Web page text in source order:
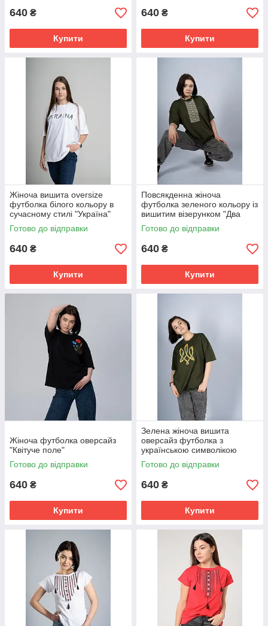
640 ₴
Купити
640 ₴
Купити
Жіноча вишита oversize
футболка білого кольору в
сучасному стилі "Україна"
Готово до відправки
640 ₴
Купити
Повсякденна жіноча
футболка зеленого кольору із
вишитим візерунком "Два
кольори" XXL-3XL
Готово до відправки
640 ₴
Купити
Жіноча футболка оверсайз
"Квітуче поле"
Готово до відправки
640 ₴
Купити
Зелена жіноча вишита
оверсайз футболка з
українською символікою
"Тризуб"
Готово до відправки
640 ₴
Купити